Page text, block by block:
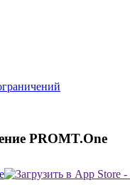
PROMT.One